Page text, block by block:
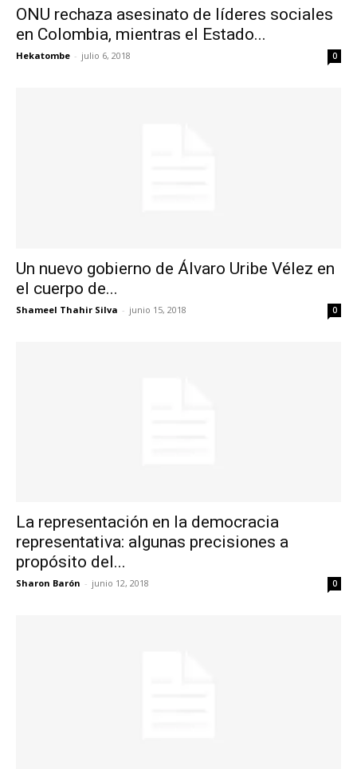
ONU rechaza asesinato de líderes sociales
en Colombia, mientras el Estado...
Hekatombe - julio 6, 2018 0
Un nuevo gobierno de Álvaro Uribe Vélez en
el cuerpo de...
Shameel Thahir Silva - junio 15, 2018 0
La representación en la democracia
representativa: algunas precisiones a
propósito del...
Sharon Barón - junio 12, 2018 0